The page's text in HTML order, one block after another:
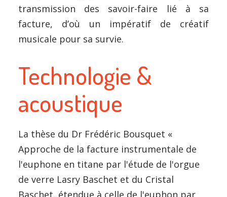
transmission des savoir-faire lié à sa
facture, d’où un impératif de créatif
musicale pour sa survie.
Technologie &
acoustique
La thèse du Dr Frédéric Bousquet «
Approche de la facture instrumentale de
l'euphone en titane par l'étude de l'orgue
de verre Lasry Baschet et du Cristal
Baschet, étendue à celle de l'euphon par